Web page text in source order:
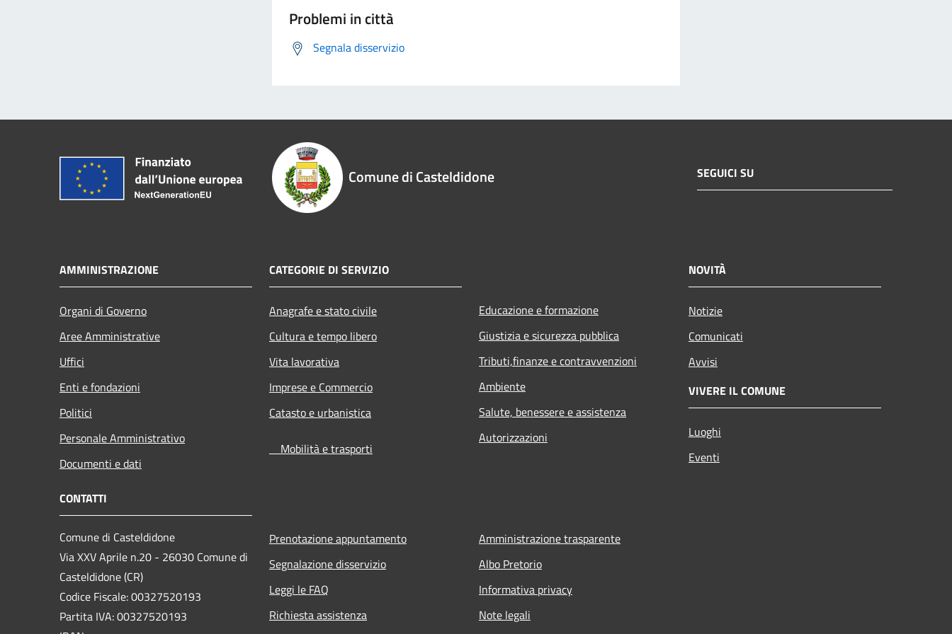
Problemi in città
Segnala disservizio
Comune di Casteldidone SEGUICI SU
AMMINISTRAZIONE
Organi di Governo
Aree Amministrative
Uffici
Enti e fondazioni
Politici
Personale Amministrativo
Documenti e dati
CATEGORIE DI SERVIZIO
Anagrafe e stato civile
Cultura e tempo libero
Vita lavorativa
Imprese e Commercio
Catasto e urbanistica
Mobilità e trasporti
Educazione e formazione
Giustizia e sicurezza pubblica
Tributi,finanze e contravvenzioni
Ambiente
Salute, benessere e assistenza
Autorizzazioni
NOVITÀ
Notizie
Comunicati
Avvisi
VIVERE IL COMUNE
Luoghi
Eventi
CONTATTI
Comune di Casteldidone
Via XXV Aprile n.20 - 26030 Comune di
Casteldidone (CR)
Codice Fiscale: 00327520193
Partita IVA: 00327520193
Prenotazione appuntamento
Segnalazione disservizio
Leggi le FAQ
Richiesta assistenza
Amministrazione trasparente
Albo Pretorio
Informativa privacy
Note legali